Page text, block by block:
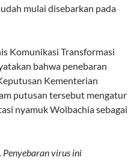
mulai disebarkan pada
Komunikasi Transformasi
bahwa penebaran
Kementerian
putusan tersebut mengatur
nyamuk Wolbachia sebagai
Penyebaran virus ini